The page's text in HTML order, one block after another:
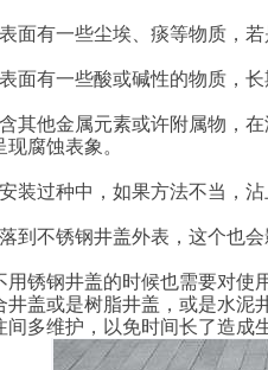
面有一些尘埃、痰等物质，
面有一些酸或碱性的物质，
其他金属元素或许附属物，
腐蚀表象。
装过种中，如果方法不当，
到不锈钢井盖外表，这个也
用锈钢井盖的时候也需要对
井盖或是树脂井盖，或是水泥
多维护，以免时间长了造成